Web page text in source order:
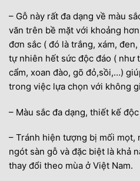
– Gỗ này rất đa dạng về màu
văn trên bề mặt với khoảng
đơn sắc ( đó là trắng, xám,
tự nhiên hết sức độc đáo ( như
cẩm, xoan đào, gõ đỏ,sồi,…)
trong việc lựa chọn với không
– Màu sắc đa dạng, thiết kế
– Tránh hiện tượng bị mối mọt,
ngót sàn gỗ và đặc biệt là khả
thay đổi theo mùa ở Việt Nam.